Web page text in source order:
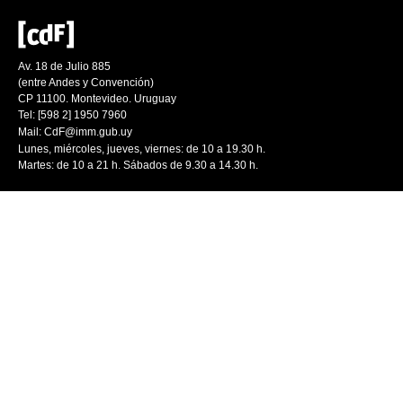
Av. 18 de Julio 885
(entre Andes y Convención)
CP 11100. Montevideo. Uruguay
Tel: [598 2] 1950 7960
Mail: CdF@imm.gub.uy
Lunes, miércoles, jueves, viernes: de 10 a 19.30 h.
Martes: de 10 a 21 h. Sábados de 9.30 a 14.30 h.